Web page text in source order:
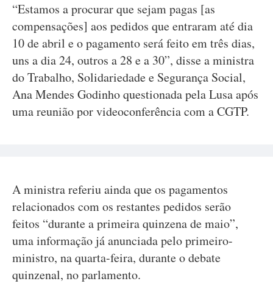
“Estamos a procurar que sejam pagas [as
compensações] aos pedidos que entraram até dia
10 de abril e o pagamento será feito em três dias,
uns a dia 24, outros a 28 e a 30”, disse a ministra
do Trabalho, Solidariedade e Segurança Social,
Ana Mendes Godinho questionada pela Lusa após
uma reunião por videoconferência com a CGTP.
A ministra referiu ainda que os pagamentos
relacionados com os restantes pedidos serão
feitos “durante a primeira quinzena de maio”,
uma informação já anunciada pelo primeiro-
ministro, na quarta-feira, durante o debate
quinzenal, no parlamento.